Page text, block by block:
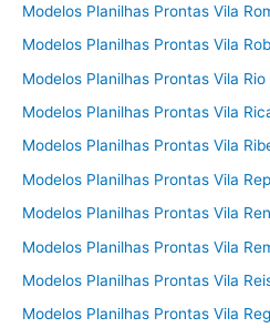
Modelos Planilhas Prontas Vila
Modelos Planilhas Prontas Vila
Modelos Planilhas Prontas Vila
Modelos Planilhas Prontas Vila
Modelos Planilhas Prontas Vila
Modelos Planilhas Prontas Vila
Modelos Planilhas Prontas Vila
Modelos Planilhas Prontas Vila
Modelos Planilhas Prontas Vila
Modelos Planilhas Prontas Vila